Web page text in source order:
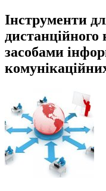
Інструменти
засобами